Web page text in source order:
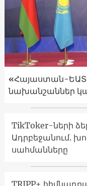
«Հայաստան-
նախանշաններ
TikToker-ների
Ադրբեջանում.
սահմանները